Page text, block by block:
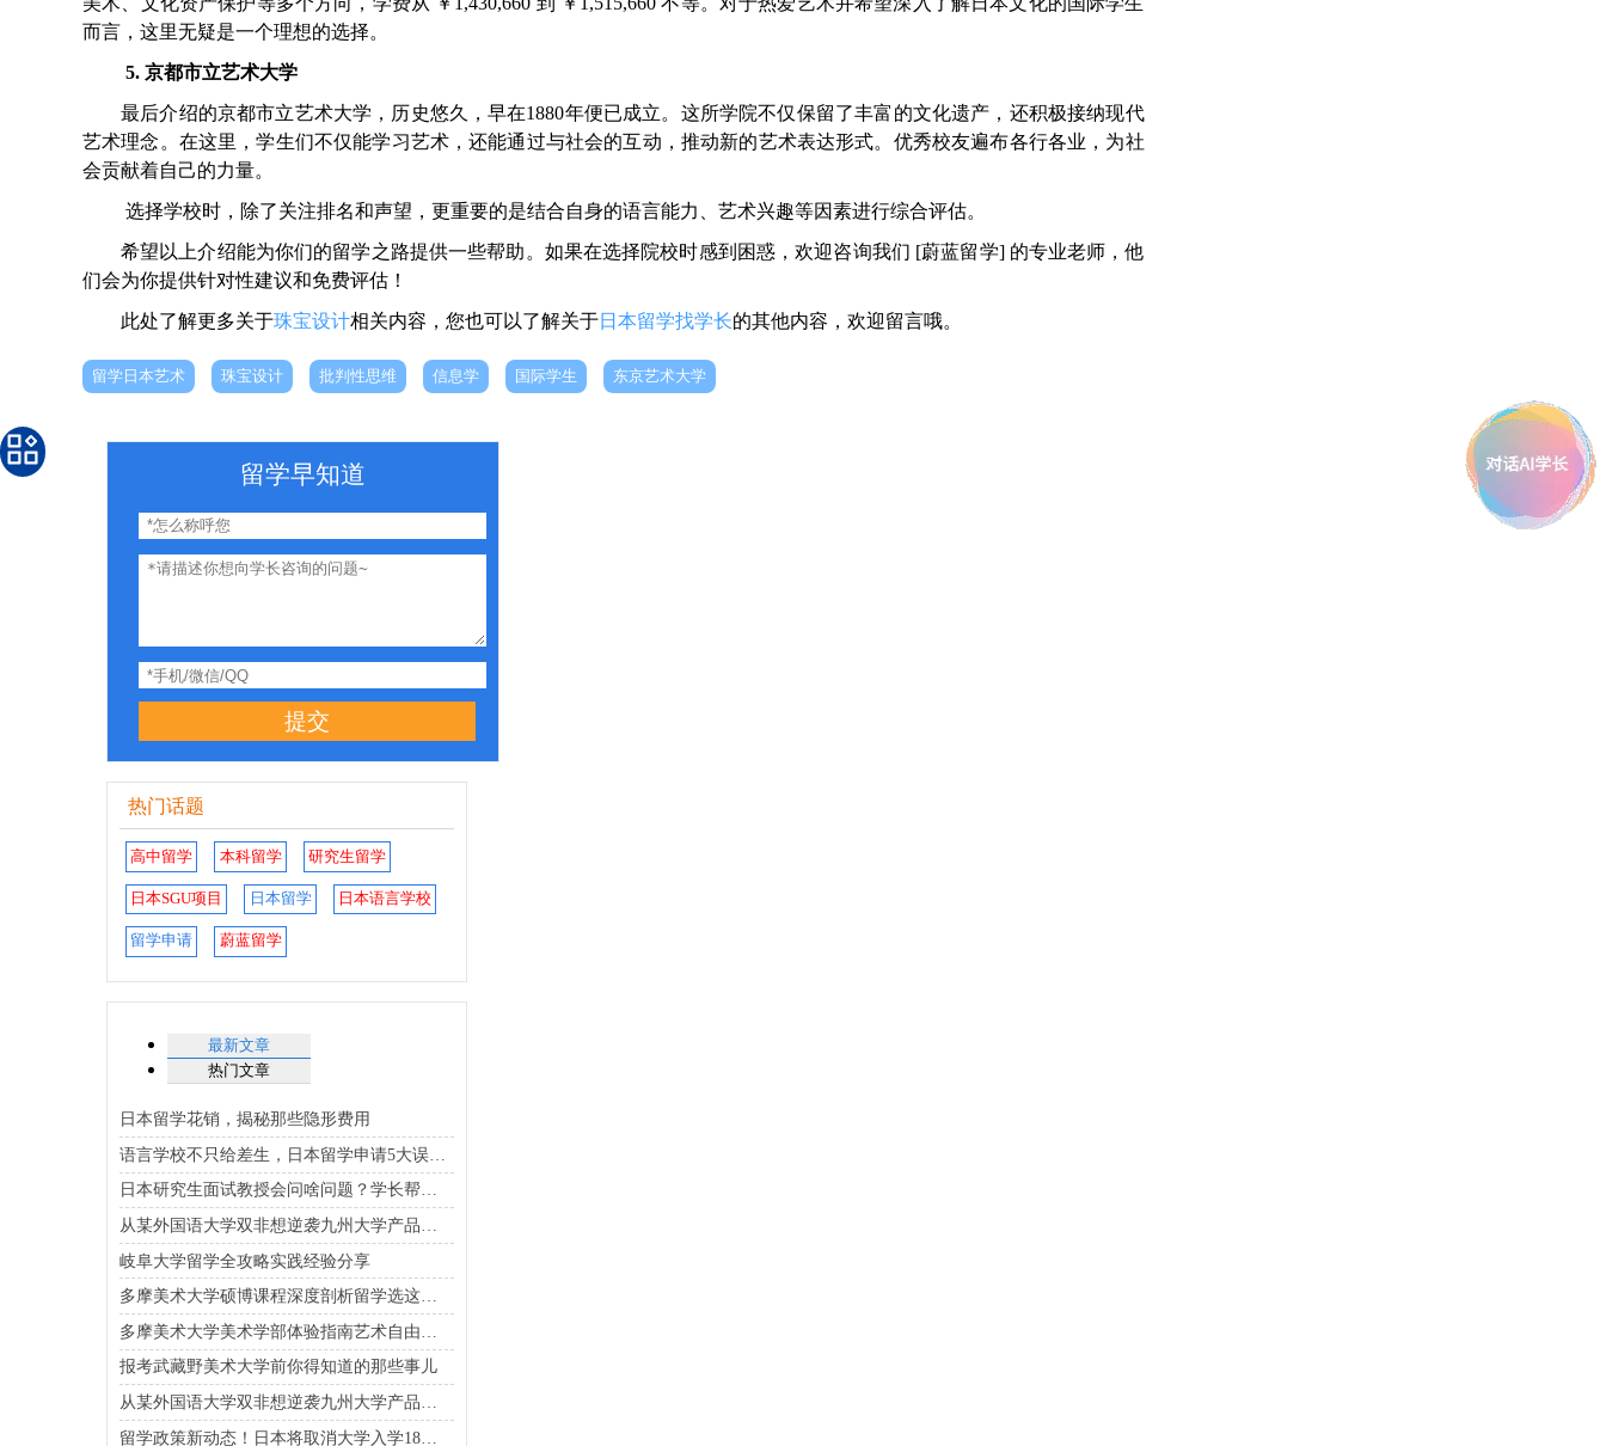
而言，这里无疑是一个理想的选择。
5. 京都市立艺术大学
最后介绍的京都市立艺术大学，历史悠久，早在1880年便已成立。这所学院不仅保留了丰富的文化遗产，还积极接纳现代
艺术理念。在这里，学生们不仅能学习艺术，还能通过与社会的互动，推动新的艺术表达形式。优秀校友遍布各行各业，为社
会贡献着自己的力量。
选择学校时，除了关注排名和声望，更重要的是结合自身的语言能力、艺术兴趣等因素进行综合评估。
希望以上介绍能为你们的留学之路提供一些帮助。如果在选择院校时感到困惑，欢迎咨询我们 [蔚蓝留学] 的专业老师，他
们会为你提供针对性建议和免费评估！
此处了解更多关于珠宝设计相关内容，您也可以了解关于日本留学找学长的其他内容，欢迎留言哦。
留学日本艺术 珠宝设计 批判性思维 信息学 国际学生 东京艺术大学
留学早知道
提交
热门话题
高中留学 本科留学 研究生留学
日本SGU项目 日本留学 日本语言学校
留学申请 蔚蓝留学
最新文章
热门文章
日本留学花销，揭秘那些隐形费用
日本研究生面试教授会问啥问题？学长帮你理清楚
岐阜大学留学全攻略实践经验分享
多摩美术大学硕博课程深度剖析留学选这有讲究
报考武藏野美术大学前你得知道的那些事儿